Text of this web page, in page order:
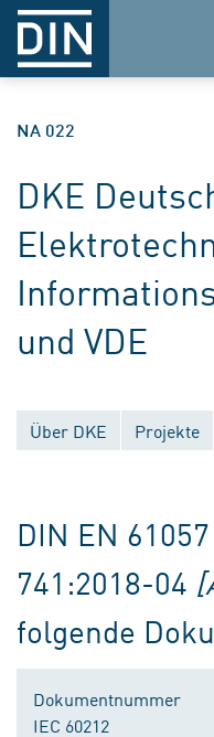
NA 022
DKE
und VDE
Über DKE Projekte
DIN EN
741:2018-04
folgende
Dokumentnummer
IEC 60212